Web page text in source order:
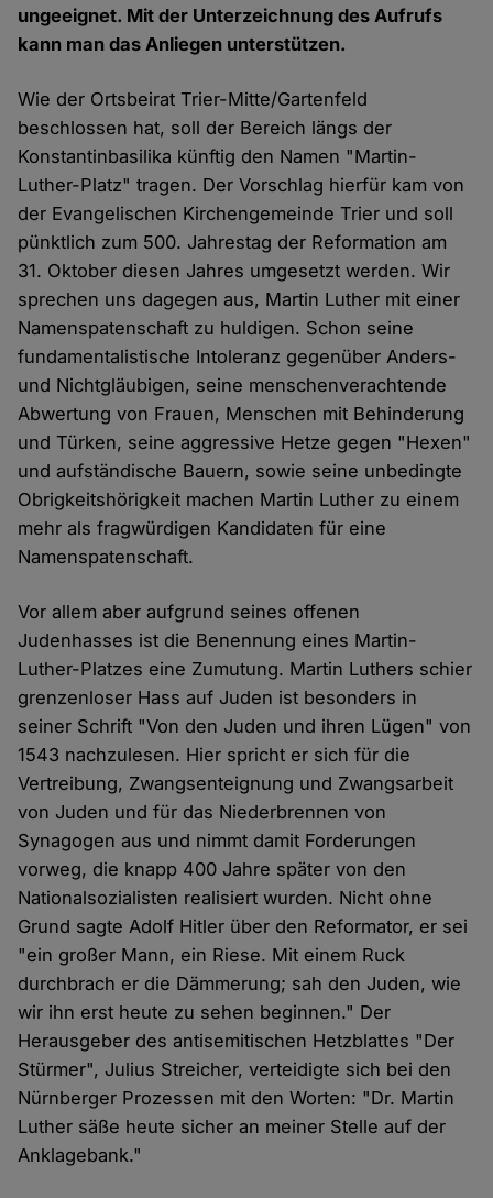
ungeeignet. Mit der Unterzeichnung des Aufrufs
kann man das Anliegen unterstützen.
Wie der Ortsbeirat Trier-Mitte/Gartenfeld
beschlossen hat, soll der Bereich längs der
Konstantinbasilika künftig den Namen "Martin-
Luther-Platz" tragen. Der Vorschlag hierfür kam von
der Evangelischen Kirchengemeinde Trier und soll
pünktlich zum 500. Jahrestag der Reformation am
31. Oktober diesen Jahres umgesetzt werden. Wir
sprechen uns dagegen aus, Martin Luther mit einer
Namenspatenschaft zu huldigen. Schon seine
fundamentalistische Intoleranz gegenüber Anders-
und Nichtgläubigen, seine menschenverachtende
Abwertung von Frauen, Menschen mit Behinderung
und Türken, seine aggressive Hetze gegen "Hexen"
und aufständische Bauern, sowie seine unbedingte
Obrigkeitshörigkeit machen Martin Luther zu einem
mehr als fragwürdigen Kandidaten für eine
Namenspatenschaft.
Vor allem aber aufgrund seines offenen
Judenhasses ist die Benennung eines Martin-
Luther-Platzes eine Zumutung. Martin Luthers schier
grenzenloser Hass auf Juden ist besonders in
seiner Schrift "Von den Juden und ihren Lügen" von
1543 nachzulesen. Hier spricht er sich für die
Vertreibung, Zwangsenteignung und Zwangsarbeit
von Juden und für das Niederbrennen von
Synagogen aus und nimmt damit Forderungen
vorweg, die knapp 400 Jahre später von den
Nationalsozialisten realisiert wurden. Nicht ohne
Grund sagte Adolf Hitler über den Reformator, er sei
"ein großer Mann, ein Riese. Mit einem Ruck
durchbrach er die Dämmerung; sah den Juden, wie
wir ihn erst heute zu sehen beginnen." Der
Herausgeber des antisemitischen Hetzblattes "Der
Stürmer", Julius Streicher, verteidigte sich bei den
Nürnberger Prozessen mit den Worten: "Dr. Martin
Luther säße heute sicher an meiner Stelle auf der
Anklagebank."